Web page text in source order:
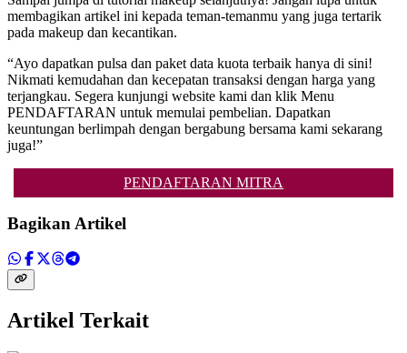
membagikan artikel ini kepada teman-temanmu yang juga tertarik
pada makeup dan kecantikan.
“Ayo dapatkan pulsa dan paket data kuota terbaik hanya di sini!
Nikmati kemudahan dan kecepatan transaksi dengan harga yang
terjangkau. Segera kunjungi website kami dan klik Menu
PENDAFTARAN untuk memulai pembelian. Dapatkan
keuntungan berlimpah dengan bergabung bersama kami sekarang
juga!”
PENDAFTARAN MITRA
Bagikan Artikel
Artikel Terkait